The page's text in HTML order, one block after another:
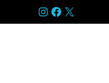
INSTAGRAM
FACEBOOK
X